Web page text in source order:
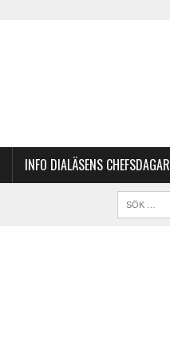
INFO DIALÄSENS CHEFSDAGAR